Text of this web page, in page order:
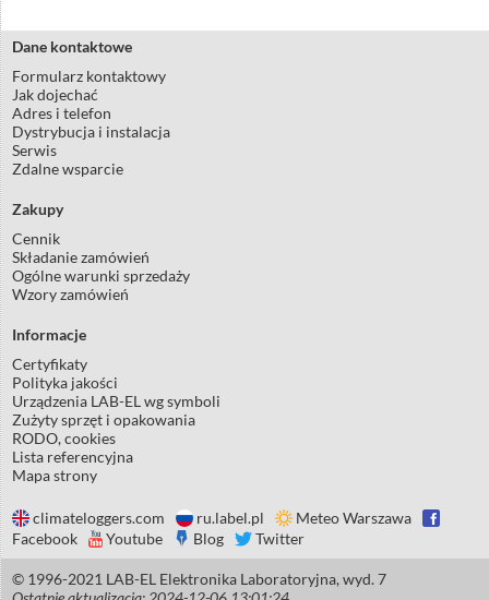
Dane kontaktowe
Formularz kontaktowy
Jak dojechać
Adres i telefon
Dystrybucja i instalacja
Serwis
Zdalne wsparcie
Zakupy
Cennik
Składanie zamówień
Ogólne warunki sprzedaży
Wzory zamówień
Informacje
Certyfikaty
Polityka jakości
Urządzenia LAB-EL wg symboli
Zużyty sprzęt i opakowania
RODO, cookies
Lista referencyjna
Mapa strony
climateloggers.com ru.label.pl
Meteo Warszawa
Facebook
Youtube Blog Twitter
© 1996-2021 LAB-EL Elektronika Laboratoryjna, wyd. 7